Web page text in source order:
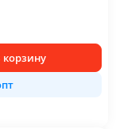
корзину